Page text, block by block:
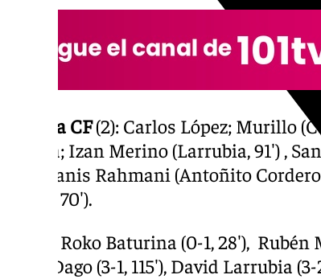
Málaga CF(2): Carlos López; Murillo
García; Izan Merino (Larrubia, 91′) ,
60′); Yanis Rahmani (Antoñito
(Kevin 70′).
: Roko Baturina (0-1, 28′), Rubén
102’), Dago (3-1, 115′), David Larrubia (3-